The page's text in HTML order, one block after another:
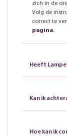
zich in de
Volg de
correct te
pagina.
Heeft
Kan ik
Hoe kan ik